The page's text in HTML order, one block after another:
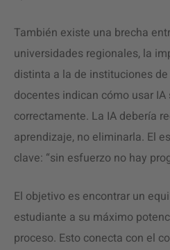
También existe una brecha
universidades regionales, la
distinta a la de instituciones
docentes indican cómo usar
correctamente. La IA debería
aprendizaje, no eliminarla. El
clave: “sin esfuerzo no hay
El objetivo es encontrar un
estudiante a su máximo
proceso. Esto conecta con el